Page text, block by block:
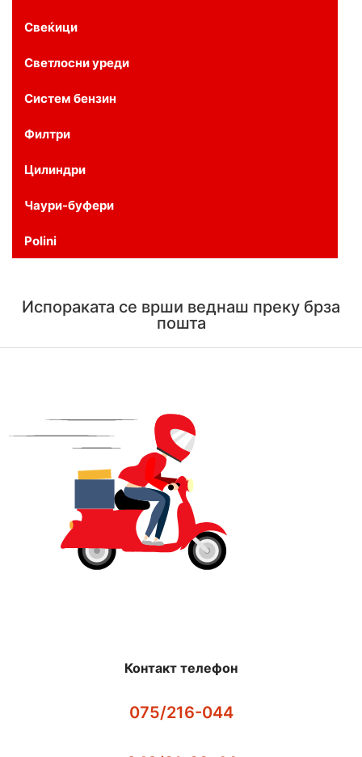
Свеќици
Светлосни уреди
Систем бензин
Филтри
Цилиндри
Чаури-буфери
Polini
Испораката се врши веднаш преку брза
пошта
Контакт телефон
075/216-044